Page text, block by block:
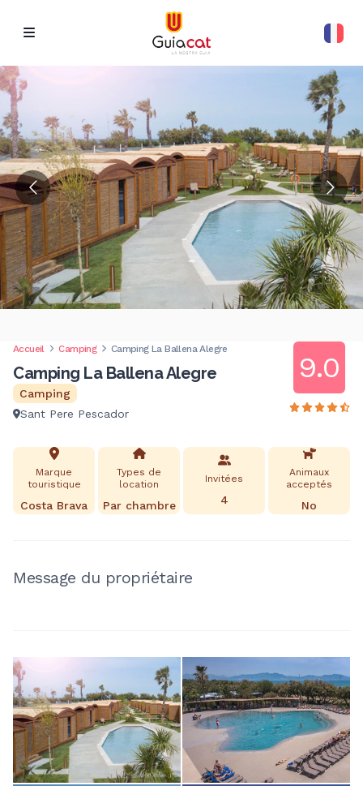
Accueil Camping Camping La Ballena Alegre
Camping La Ballena Alegre
Camping
Sant Pere Pescador
9.0
Marque
touristique
Costa Brava
Types de
location
Par chambre
Invitées
4
Animaux
acceptés
No
Message du propriétaire